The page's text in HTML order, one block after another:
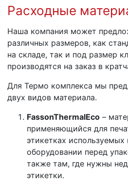
Расходные
Наша компания может
различных размеров, как
на складе, так и под размер
производятся на заказ в
Для Термо комплекса мы
двух видов материала.
FassonThermalEco –
применяющийся для
этикетках используемых
оборудовании перед
также там, где нужны
этикетки.